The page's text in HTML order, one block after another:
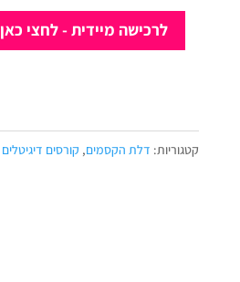
היה:
₪159.00.
הוא:
₪99.00.
כמות
של
לעוף
לרכישה מיידית - לחצי כאן
קטגוריות: דלת הקסמים, קורסים דיגיטלים